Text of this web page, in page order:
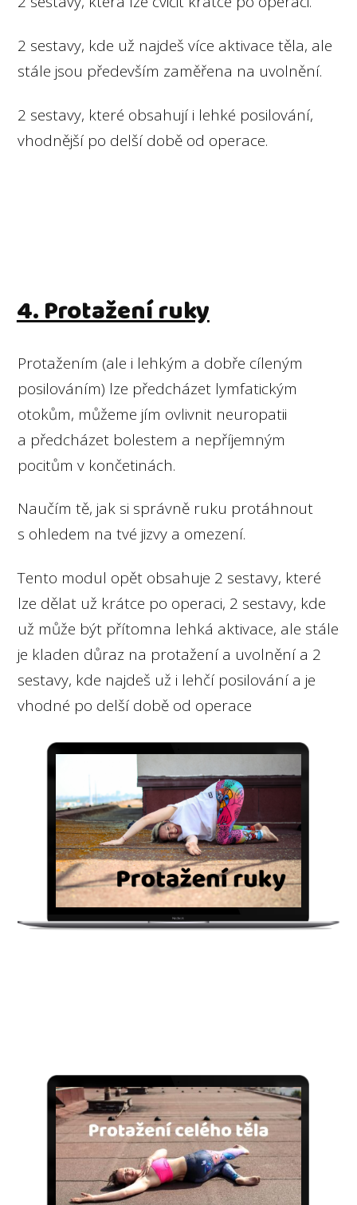
2 sestavy, kde už najdeš více aktivace těla, ale
stále jsou především zaměřena na uvolnění.
2 sestavy, které obsahují i lehké posilování,
vhodnější po delší době od operace.
4. Protažení ruky
Protažením (ale i lehkým a dobře cíleným
posilováním) lze předcházet lymfatickým
otokům, můžeme jím ovlivnit neuropatii
a předcházet bolestem a nepříjemným
pocitům v končetinách.
Naučím tě, jak si správně ruku protáhnout
s ohledem na tvé jizvy a omezení.
Tento modul opět obsahuje 2 sestavy, které
lze dělat už krátce po operaci, 2 sestavy, kde
už může být přítomna lehká aktivace, ale stále
je kladen důraz na protažení a uvolnění a 2
sestavy, kde najdeš už i lehčí posilování a je
vhodné po delší době od operace